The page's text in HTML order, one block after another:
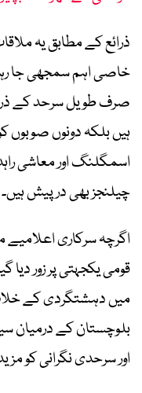
ذرائع کے مطابق یہ
خاصی اہم سمجھی جا
صرف طویل سرحد کے
ہیں بلکہ دونوں
اسمگلنگ اور معاشی
چیلنجز بھی درپیش ہیں۔
اگرچہ سرکاری اعلامیے
قومی یکجہتی پر زور دیا
میں دہشتگردی کے
بلوچستان کے درمیان
اور سرحدی نگرانی کو